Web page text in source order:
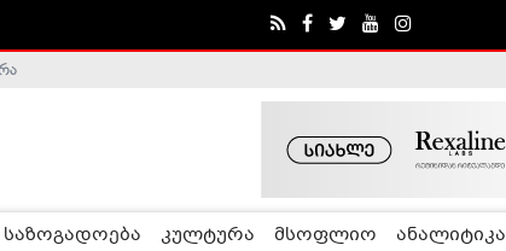
კომისია
საზოგადოება კულტურა მსოფლიო ანალიტიკა